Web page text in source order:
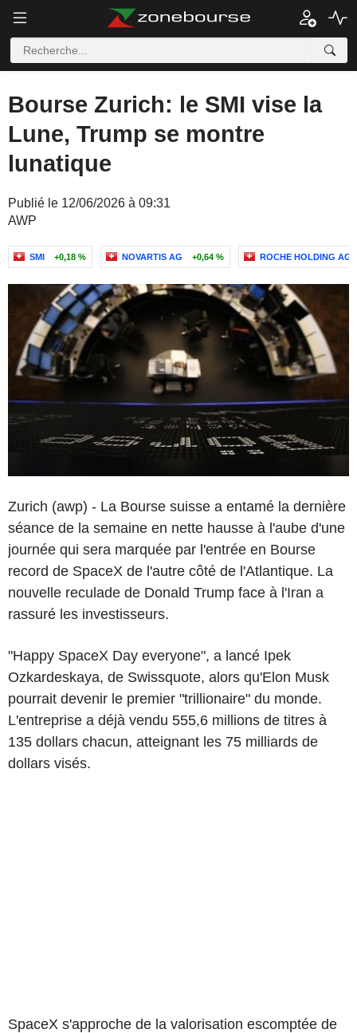
Bourse Zurich: le SMI vise la
Lune, Trump se montre
lunatique
Publié le 12/06/2026 à 09:31
AWP
SMI +0,18 % NOVARTIS AG +0,64 % ROCHE HOLDING AG
Zurich (awp) - La Bourse suisse a entamé la dernière
séance de la semaine en nette hausse à l'aube d'une
journée qui sera marquée par l'entrée en Bourse
record de SpaceX de l'autre côté de l'Atlantique. La
nouvelle reculade de Donald Trump face à l'Iran a
rassuré les investisseurs.
"Happy SpaceX Day everyone", a lancé Ipek
Ozkardeskaya, de Swissquote, alors qu'Elon Musk
pourrait devenir le premier "trillionaire" du monde.
L'entreprise a déjà vendu 555,6 millions de titres à
135 dollars chacun, atteignant les 75 milliards de
dollars visés.
SpaceX s'approche de la valorisation escomptée de